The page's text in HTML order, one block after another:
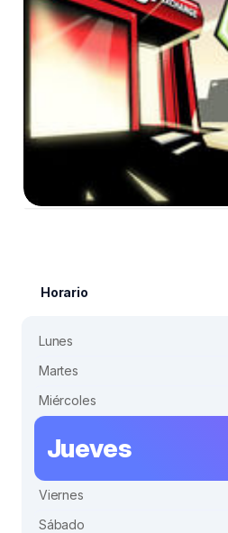
Horario
Lunes
Martes
Miércoles
Jueves
Viernes
Sábado